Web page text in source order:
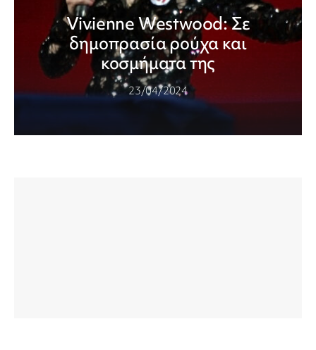
Vivienne Westwood: Σε
δημοπρασία ρούχα και
κοσμήματα της
23/04/2024